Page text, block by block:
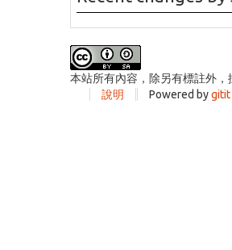
本站所有內容，除另有標註外，
說明
Powered bygitit